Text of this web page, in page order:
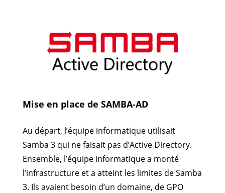
Mise en place de SAMBA-AD
Au départ, l’équipe informatique utilisait
Samba 3 qui ne faisait pas d’Active Directory.
Ensemble, l’équipe informatique a monté
l’infrastructure et a atteint les limites de Samba
3. Ils avaient besoin d’un domaine, de GPO